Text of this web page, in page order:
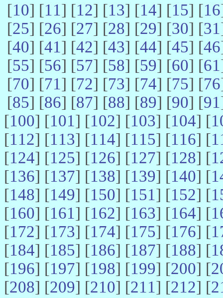
[10] [11] [12] [13] [14] [15] [16
[25] [26] [27] [28] [29] [30] [31
[40] [41] [42] [43] [44] [45] [46
[55] [56] [57] [58] [59] [60] [61
[70] [71] [72] [73] [74] [75] [76
[85] [86] [87] [88] [89] [90] [91
[100] [101] [102] [103] [104] [
[112] [113] [114] [115] [116] [
[124] [125] [126] [127] [128] [
[136] [137] [138] [139] [140] [
[148] [149] [150] [151] [152] [
[160] [161] [162] [163] [164] [
[172] [173] [174] [175] [176] [
[184] [185] [186] [187] [188] [
[196] [197] [198] [199] [200] [
[208] [209] [210] [211] [212] [